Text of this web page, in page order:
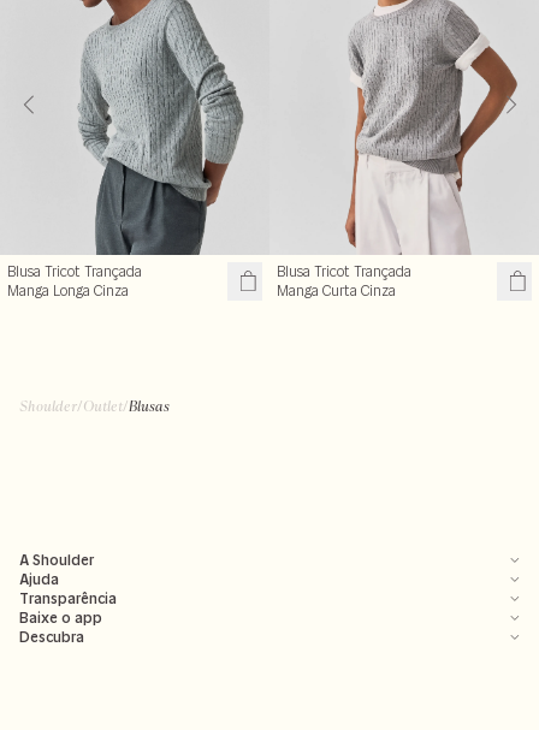
Blusa Tricot Trançada
Manga Longa Cinza
Blusa Tricot Trançada
Manga Curta Cinza
Shoulder/Outlet/Blusas
A Shoulder
Ajuda
Transparência
Baixe o app
Descubra